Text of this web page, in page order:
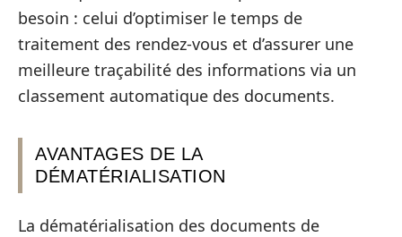
besoin : celui d’optimiser le temps de
traitement des rendez-vous et d’assurer une
meilleure traçabilité des informations via un
classement automatique des documents.
AVANTAGES DE LA
DÉMATÉRIALISATION
La dématérialisation des documents de